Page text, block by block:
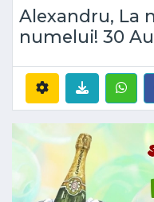
Alexandru, La
numelui! 30